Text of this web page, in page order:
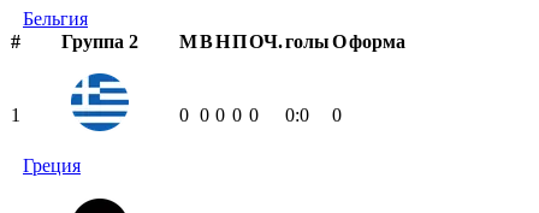
Бельгия
# Группа 2 МВНПОЧ.голыОформа
1
Греция
0 0 0 0 0 0:0 0